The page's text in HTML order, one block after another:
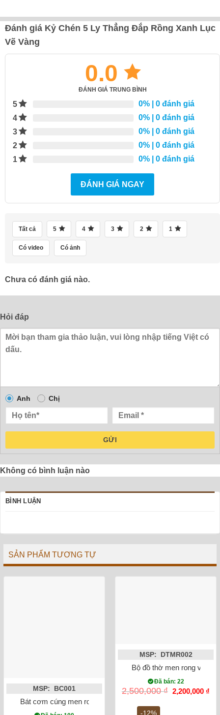
Đánh giá Kỷ Chén 5 Ly Thẳng Đắp Rồng Xanh Lục
Vẽ Vàng
0.0
ĐÁNH GIÁ TRUNG BÌNH
5 0% | 0 đánh giá
4
0% | 0 đánh giá
3
0% | 0 đánh giá
2
0% | 0 đánh giá
1
0% | 0 đánh giá
ĐÁNH GIÁ NGAY
Tất cả 5 4 3 2 1
Có video Có ảnh
Chưa có đánh giá nào.
Hỏi đáp
Anh Chị
GỬI
Không có bình luận nào
BÌNH LUẬN
SẢN PHẨM TƯƠNG TỰ
MSP: BC001
Bát cơm cúng men rong vẽ sen
-12%
MSP: DTMR002
Bộ đồ thờ men rong vẽ
Đã bán: 22
2,500,000₫ Giá
gốc
2,200,000 ₫